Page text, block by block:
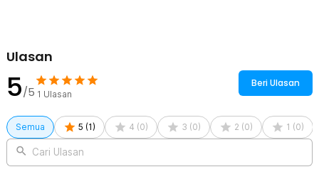
Ulasan
5/5 1 Ulasan
Beri Ulasan
Semua 5 (1 ) 4 (0) 3 (0) 2 (0) 1 (0)
Cari Ulasan